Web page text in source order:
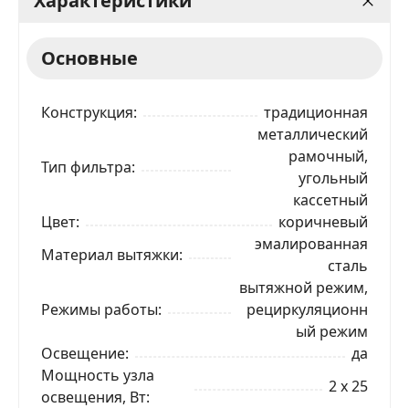
Основные
Конструкция традиционная
Тип фильтра
металлический
рамочный,
угольный
кассетный
Цвет
коричневый
Материал вытяжки
эмалированная
сталь
Режимы работы
вытяжной режим,
рециркуляционн
ый режим
Освещение
да
Мощность узла
освещения, Вт
2 x 25